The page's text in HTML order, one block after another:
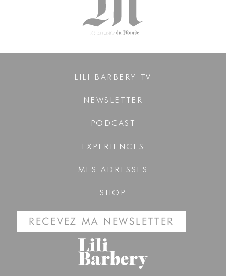
LILI BARBERY TV
NEWSLETTER
PODCAST
EXPERIENCES
MES ADRESSES
SHOP
RECEVEZ MA NEWSLETTER